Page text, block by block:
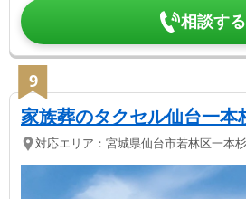
相談する
9
家族葬のタクセル仙台一本
対応エリア： 宮城県仙台市若林区一本